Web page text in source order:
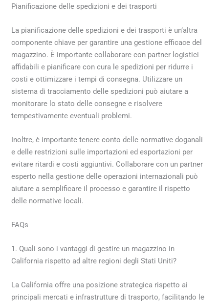
Pianificazione delle spedizioni e dei trasporti
La pianificazione delle spedizioni e dei trasporti è un’altra
componente chiave per garantire una gestione efficace del
magazzino. È importante collaborare con partner logistici
affidabili e pianificare con cura le spedizioni per ridurre i
costi e ottimizzare i tempi di consegna. Utilizzare un
sistema di tracciamento delle spedizioni può aiutare a
monitorare lo stato delle consegne e risolvere
tempestivamente eventuali problemi.
Inoltre, è importante tenere conto delle normative doganali
e delle restrizioni sulle importazioni ed esportazioni per
evitare ritardi e costi aggiuntivi. Collaborare con un partner
esperto nella gestione delle operazioni internazionali può
aiutare a semplificare il processo e garantire il rispetto
delle normative locali.
FAQs
1. Quali sono i vantaggi di gestire un magazzino in
California rispetto ad altre regioni degli Stati Uniti?
La California offre una posizione strategica rispetto ai
principali mercati e infrastrutture di trasporto, facilitando le